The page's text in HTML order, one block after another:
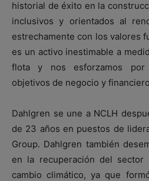
historial de éxito en la
inclusivos y orientados al
estrechamente con los valores
es un activo inestimable a
flota y nos esforzamos por
objetivos de negocio y
Dahlgren se une a NCLH
de 23 años en puestos de
Group. Dahlgren también
en la recuperación del
cambio climático, ya que